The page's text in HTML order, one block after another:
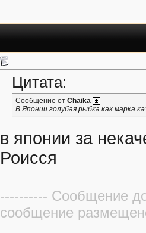
Цитата:
Сообщение от Chaika
В Японии голубая рыбка как марка
в японии за
Роисся
---------- Сообщение
сообщение